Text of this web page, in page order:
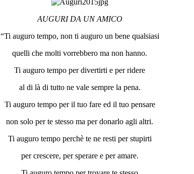
AUGURI DA UN AMICO
“Ti auguro tempo, non ti auguro un bene qualsiasi
quelli che molti vorrebbero ma non hanno.
Ti auguro tempo per divertirti e per ridere
al di là di tutto ne vale sempre la pena.
Ti auguro tempo per il tuo fare ed il tuo pensare
non solo per te stesso ma per donarlo agli altri.
Ti auguro tempo perchè te ne resti per stupirti
per crescere, per sperare e per amare.